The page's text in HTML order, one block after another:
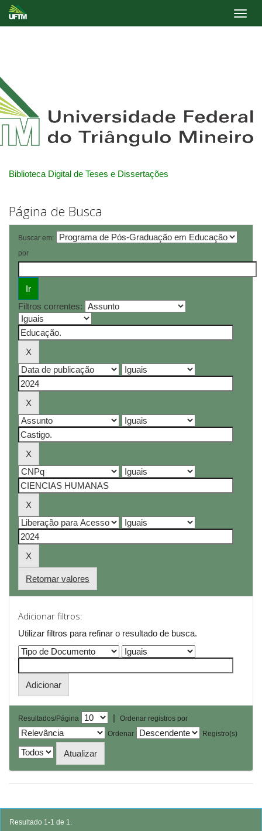
Biblioteca Digital de Teses e Dissertações
Página de Busca
Buscar em:
por
Filtros correntes:
Retornar valores
Adicionar filtros:
Utilizar filtros para refinar o resultado de busca.
Resultados/Página |
Ordenar registros por
Ordenar
Registro(s)
Resultado 1-1 de 1.